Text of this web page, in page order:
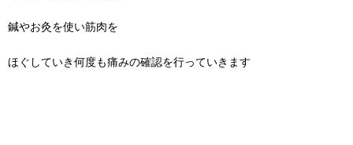
鍼やお灸を使い筋肉を
ほぐしていき何度も痛みの確認を行っていきます